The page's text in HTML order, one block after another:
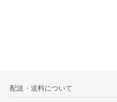
配送・送料について